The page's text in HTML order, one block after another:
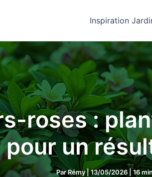
Inspiration
roses :
pour un
ParRémy|13/05/2026 |16